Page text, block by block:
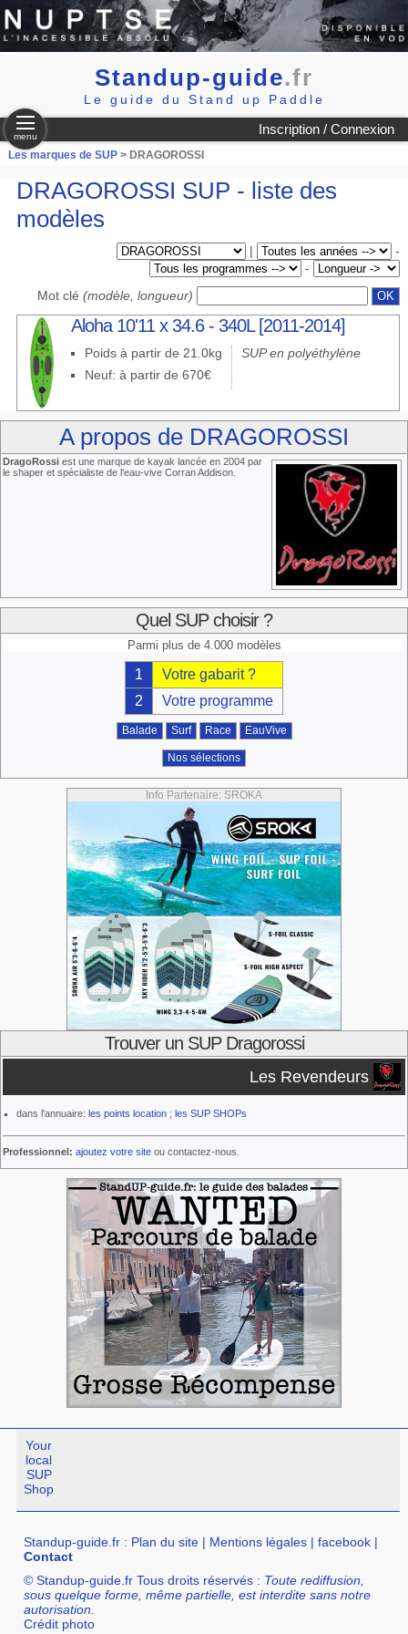
Standup-guide.fr
Le guide du Stand up Paddle
Inscription / Connexion
menu
Les marques de SUP> DRAGOROSSI
DRAGOROSSI SUP - liste des
modèles
|
-
-
Mot clé(modèle, longueur)
Aloha 10'11 x 34.6 - 340L [2011-2014]
Poids à partir de 21.0kg
Neuf: à partir de 670€
SUP en polyéthylène
A propos de DRAGOROSSI
DragoRossi est une marque de kayak lancée en 2004 par
le shaper et spécialiste de l'eau-vive Corran Addison.
Quel SUP choisir ?
Parmi plus de 4.000 modèles
1
Votre gabarit ?
2
Votre programme
Balade Surf Race EauVive
Nos sélections
Info Partenaire: SROKA
Trouver un SUP Dragorossi
Les Revendeurs
dans l'annuaire: les points location ; les SUP SHOPs
Professionnel: ajoutez votre site ou contactez-nous.
Your
local
SUP
Shop
Standup-guide.fr : Plan du site | Mentions légales |facebook |
Contact
© Standup-guide.fr Tous droits réservés : Toute rediffusion,
sous quelque forme, même partielle, est interdite sans notre
autorisation.
Crédit photo